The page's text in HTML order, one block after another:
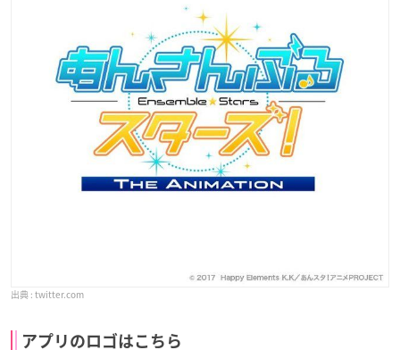
twitter.com
アプリのロゴはこちら